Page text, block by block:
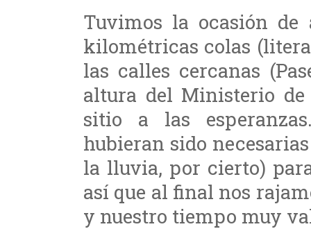
Tuvimos la ocasión de
kilométricas colas
las calles cercanas
altura del Ministerio de
sitio a las
hubieran sido
la lluvia, por cierto)
así que al final nos
y nuestro tiempo muy